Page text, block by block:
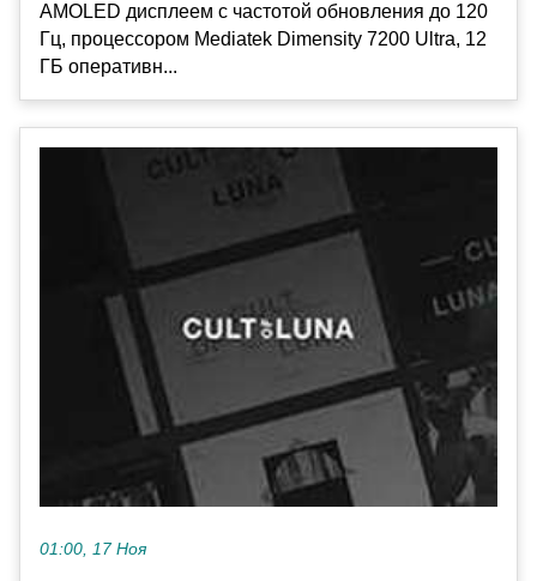
AMOLED дисплеем с частотой обновления до 120
Гц, процессором Mediatek Dimensity 7200 Ultra, 12
ГБ оперативн...
01:00, 17 Ноя